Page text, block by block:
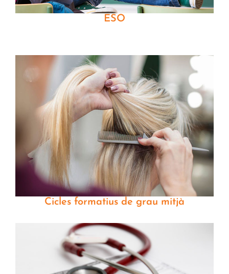
ESO
Cicles formatius de grau mitjà